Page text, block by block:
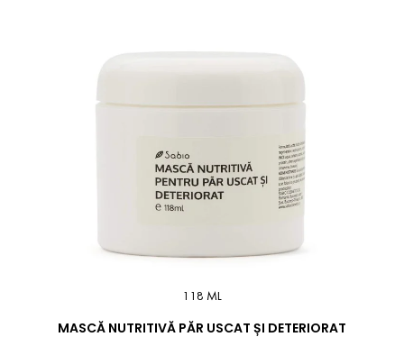
118 ML
MASCĂ NUTRITIVĂ PĂR USCAT ȘI DETERIORAT